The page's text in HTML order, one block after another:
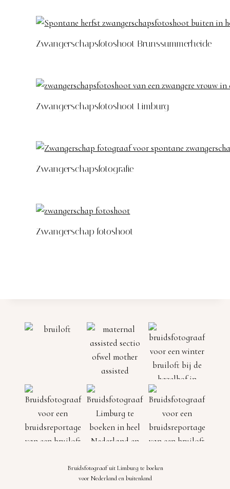
Zwangerschapsfotoshoot Brunssummerheide
Zwangerschapsfotoshoot Limburg
Zwangerschapsfotografie
Zwangerschap fotoshoot
Bruidsfotograaf uit Limburg te boeken
voor Nederland en buitenland